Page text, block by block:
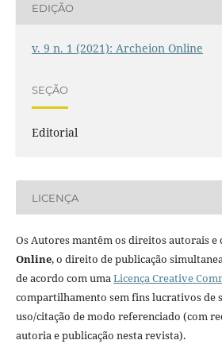
EDIÇÃO
v. 9 n. 1 (2021): Archeion Online
SEÇÃO
Editorial
LICENÇA
Os Autores mantêm os direitos autorais e
Online, o direito de publicação
de acordo com umaLicença Creative
compartilhamento sem fins lucrativos de
uso/citação de modo referenciado (com
autoria e publicação nesta revista).